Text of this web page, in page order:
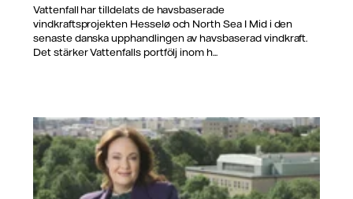
Vattenfall har tilldelats de havsbaserade
vindkraftsprojekten Hesselø och North Sea I Mid i den
senaste danska upphandlingen av havsbaserad vindkraft.
Det stärker Vattenfalls portfölj inom h...